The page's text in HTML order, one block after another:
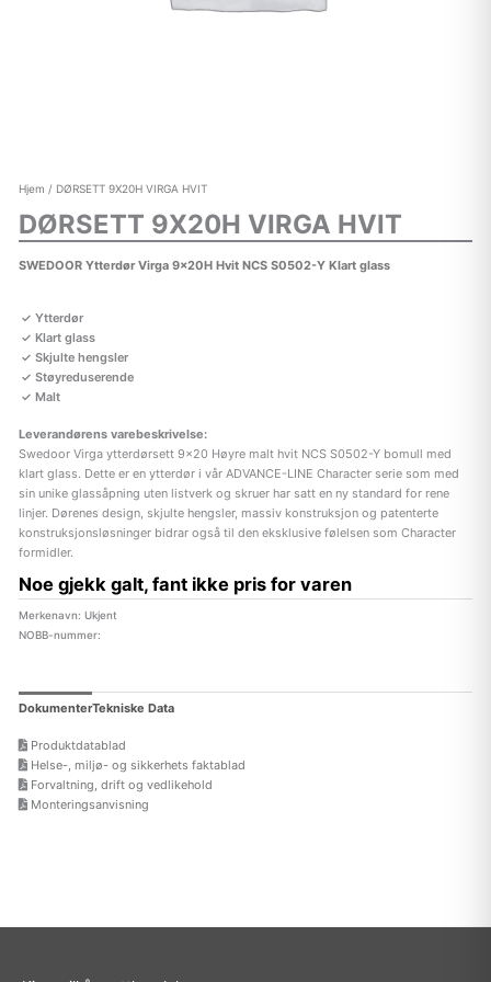
Hjem / DØRSETT 9X20H VIRGA HVIT
DØRSETT 9X20H VIRGA HVIT
SWEDOOR Ytterdør Virga 9x20H Hvit NCS S0502-Y Klart glass
Ytterdør
Klart glass
Skjulte hengsler
Støyreduserende
Malt
Leverandørens varebeskrivelse:
Swedoor Virga ytterdørsett 9×20 Høyre malt hvit NCS S0502-Y bomull med
klart glass. Dette er en ytterdør i vår ADVANCE-LINE Character serie som med
sin unike glassåpning uten listverk og skruer har satt en ny standard for rene
linjer. Dørenes design, skjulte hengsler, massiv konstruksjon og patenterte
konstruksjonsløsninger bidrar også til den eksklusive følelsen som Character
formidler.
Noe gjekk galt, fant ikke pris for varen
Merkenavn: Ukjent
NOBB-nummer:
DokumenterTekniske Data
Produktdatablad
Helse-, miljø- og sikkerhets faktablad
Forvaltning, drift og vedlikehold
Monteringsanvisning